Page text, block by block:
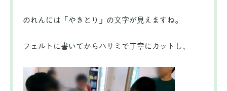
のれんには「やきとり」の文字が見えますね。
フェルトに書いてからハサミで丁寧にカットし、